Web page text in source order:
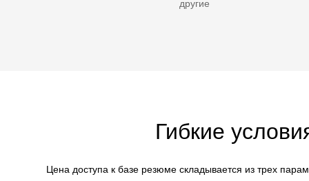
другие
Гибкие
Цена доступа к базе резюме складывается из трех